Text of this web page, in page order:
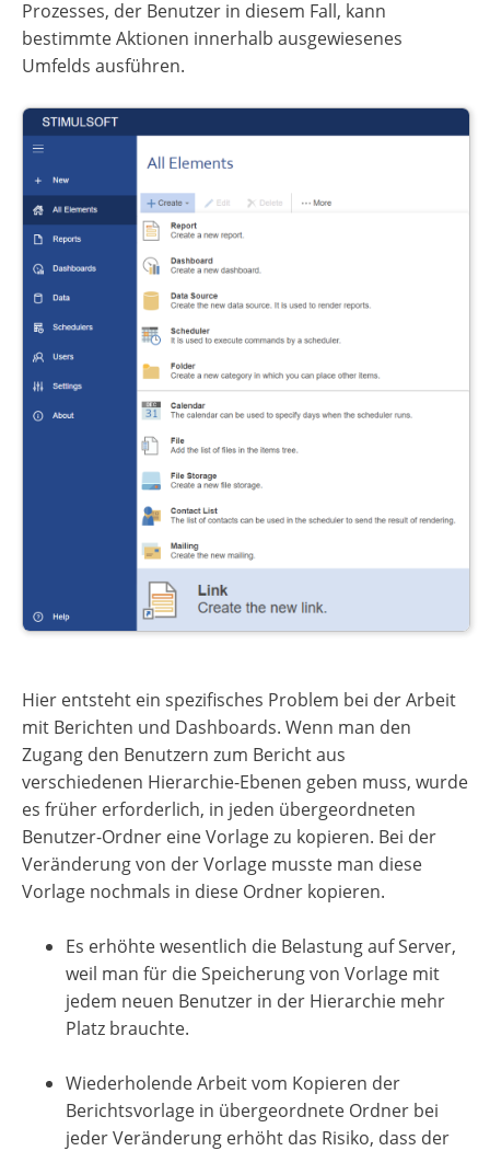
Prozesses, der Benutzer in diesem Fall, kann
bestimmte Aktionen innerhalb ausgewiesenes
Umfelds ausführen.
Hier entsteht ein spezifisches Problem bei der Arbeit
mit Berichten und Dashboards. Wenn man den
Zugang den Benutzern zum Bericht aus
verschiedenen Hierarchie-Ebenen geben muss, wurde
es früher erforderlich, in jeden übergeordneten
Benutzer-Ordner eine Vorlage zu kopieren. Bei der
Veränderung von der Vorlage musste man diese
Vorlage nochmals in diese Ordner kopieren.
Es erhöhte wesentlich die Belastung auf Server,
weil man für die Speicherung von Vorlage mit
jedem neuen Benutzer in der Hierarchie mehr
Platz brauchte.
Wiederholende Arbeit vom Kopieren der
Berichtsvorlage in übergeordnete Ordner bei
jeder Veränderung erhöht das Risiko, dass der